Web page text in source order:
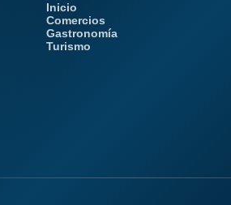
Inicio
Comercios
Gastronomía
Turismo